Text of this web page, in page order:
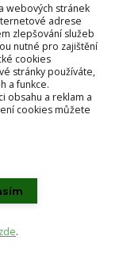
skladem
webových stránek
adrese
zlepšování služeb
nutné pro zajištění
cookies
stránky používáte,
a funkce.
obsahu a reklam a
cookies můžete
zde.